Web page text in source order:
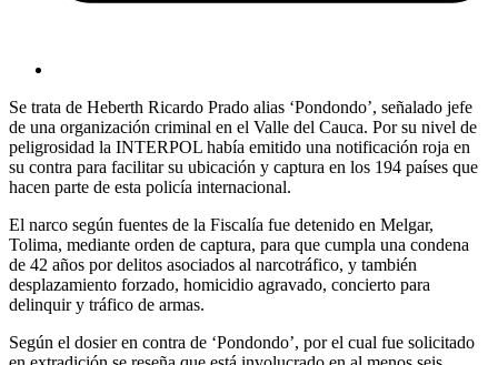
Se trata de Heberth Ricardo Prado alias ‘Pondondo’, señalado jefe
de una organización criminal en el Valle del Cauca. Por su nivel de
peligrosidad la INTERPOL había emitido una notificación roja en
su contra para facilitar su ubicación y captura en los 194 países que
hacen parte de esta policía internacional.
El narco según fuentes de la Fiscalía fue detenido en Melgar,
Tolima, mediante orden de captura, para que cumpla una condena
de 42 años por delitos asociados al narcotráfico, y también
desplazamiento forzado, homicidio agravado, concierto para
delinquir y tráfico de armas.
Según el dosier en contra de ‘Pondondo’, por el cual fue solicitado